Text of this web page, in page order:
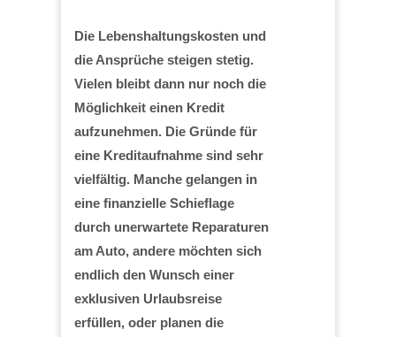
Die Lebenshaltungskosten und
die Ansprüche steigen stetig.
Vielen bleibt dann nur noch die
Möglichkeit einen Kredit
aufzunehmen. Die Gründe für
eine Kreditaufnahme sind sehr
vielfältig. Manche gelangen in
eine finanzielle Schieflage
durch unerwartete Reparaturen
am Auto, andere möchten sich
endlich den Wunsch einer
exklusiven Urlaubsreise
erfüllen, oder planen die